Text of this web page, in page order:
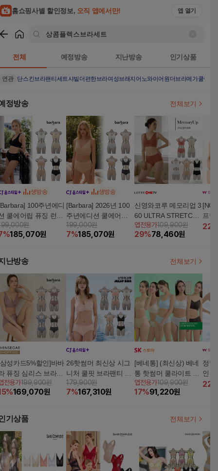
홈쇼핑사별 할인정보, 오직 앱에서만! 앱 열기
전체 예정방송 지난방송 인기상품
연관 단스킨브라팬티세트샤빌더편한브라여성브래지어노와이어 원더브라메가쿨링
정방송 전체보기
생방송
100주년에디
쿨에어립 퓨징 런닝
크형 브라팬티 V29
원
%185,070원
생방송
[Barbara] 2026년 100
주년에디션 쿨에어립
퓨징 어깨끈후크형 브
라팬티 V30
199,000원
7%185,070원
신영와코루 메모리업 3
60 ULTRA STRETCH
브라팬티 5세트
앱전용가109,900원
29%78,460원
[NO
프팅
22
난방송 전체보기
성카드5%할인]바바
퓨징 심리스 브라팬
4세트(26-3)
전용가199,900원
%169,070원
26핫썸머 최신상 시그
니처 쿨핏 브라팬티 5
세트
179,900원
7%167,310원
[베네통] (최신상) 베네
통 핫썸머 쿨라이트 브
라팬티 패키지
앱전용가109,900원
17%91,220원
정말
인견
22
기상품 전체보기